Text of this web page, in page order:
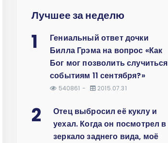
Лучшее за неделю
1
Гениальный ответ дочки
Билла Грэма на вопрос «Как
Бог мог позволить случиться
событиям 11 сентября?»
540861 2015.07.31
2
Отец выбросил её куклу и
уехал. Когда он посмотрел в
зеркало заднего вида, моё